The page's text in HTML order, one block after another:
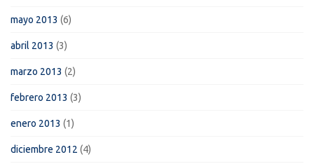
mayo 2013 (6)
abril 2013 (3)
marzo 2013 (2)
febrero 2013 (3)
enero 2013 (1)
diciembre 2012 (4)